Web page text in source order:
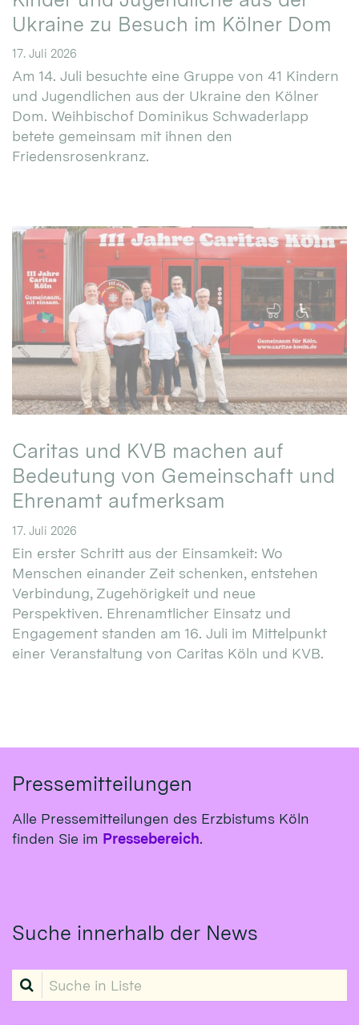
Ukraine zu Besuch im Kölner Dom
17. Juli 2026
Am 14. Juli besuchte eine Gruppe von 41 Kindern
und Jugendlichen aus der Ukraine den Kölner
Dom. Weihbischof Dominikus Schwaderlapp
betete gemeinsam mit ihnen den
Friedensrosenkranz.
Caritas und KVB machen auf
Bedeutung von Gemeinschaft und
Ehrenamt aufmerksam
17. Juli 2026
Ein erster Schritt aus der Einsamkeit: Wo
Menschen einander Zeit schenken, entstehen
Verbindung, Zugehörigkeit und neue
Perspektiven. Ehrenamtlicher Einsatz und
Engagement standen am 16. Juli im Mittelpunkt
einer Veranstaltung von Caritas Köln und KVB.
Pressemitteilungen
Alle Pressemitteilungen des Erzbistums Köln
finden Sie im Pressebereich.
Suche innerhalb der News
Suche in Liste